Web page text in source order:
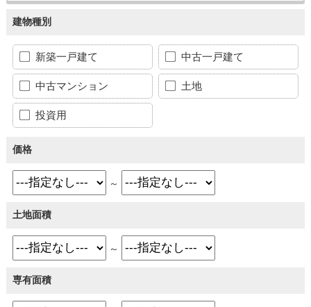
建物種別
新築一戸建て 中古一戸建て
中古マンション 土地
投資用
価格
～
土地面積
～
専有面積